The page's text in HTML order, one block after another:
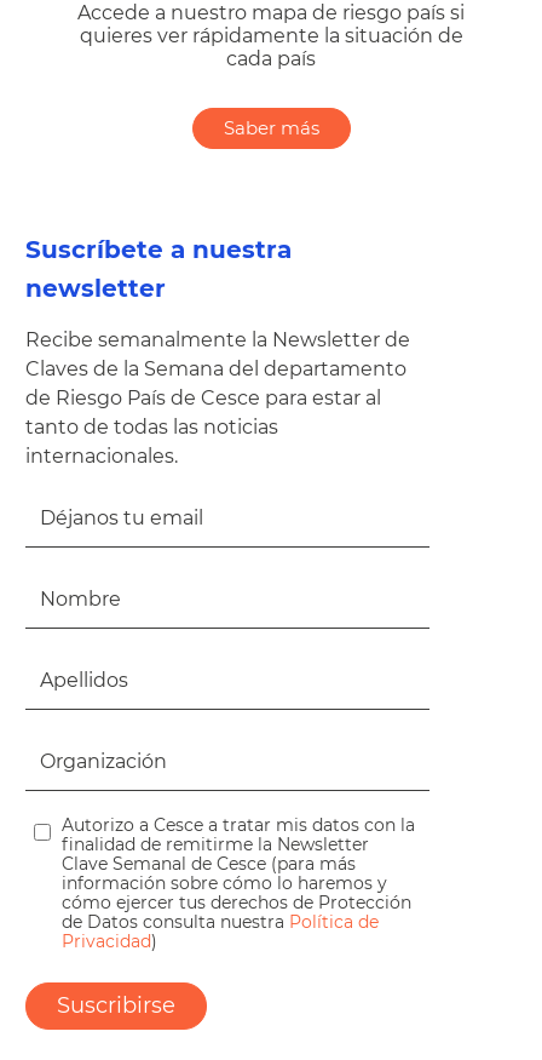
Accede a nuestro mapa de riesgo país si
quieres ver rápidamente la situación de
cada país
Saber más
Suscríbete a nuestra
newsletter
Recibe semanalmente la Newsletter de
Claves de la Semana del departamento
de Riesgo País de Cesce para estar al
tanto de todas las noticias
internacionales.
Autorizo a Cesce a tratar mis datos con la
finalidad de remitirme la Newsletter
Clave Semanal de Cesce (para más
información sobre cómo lo haremos y
cómo ejercer tus derechos de Protección
de Datos consulta nuestra Política de
Privacidad)